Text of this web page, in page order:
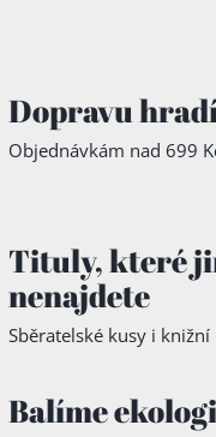
Dopravu
Objednávkám nad 699
Tituly,které
nenajdete
Sběratelské kusy i
Balíme